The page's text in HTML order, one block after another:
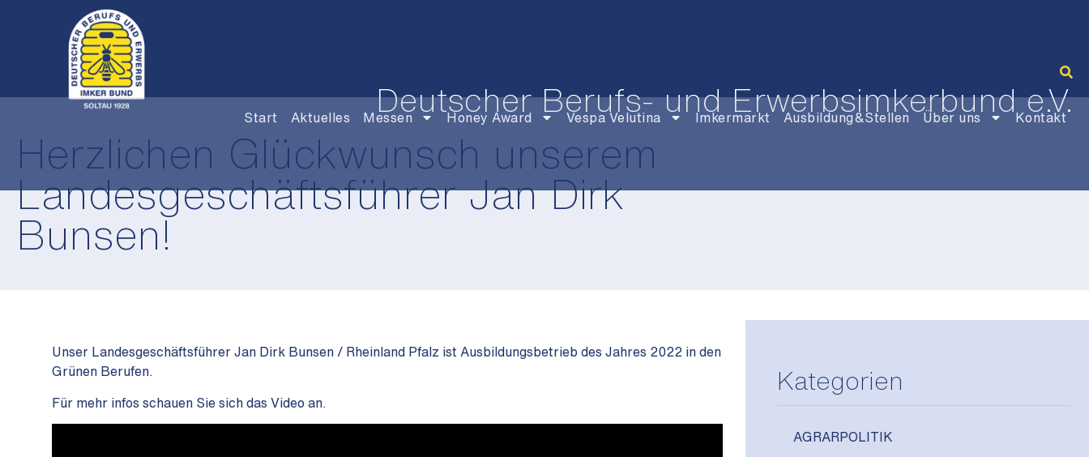
Deutscher Berufs- und Erwerbsimkerbund e.V.
Start Aktuelles Messen Honey Award Vespa Velutina Imkermarkt Ausbildung&Stellen Über uns Kontakt
Herzlichen Glückwunsch unserem
Landesgeschäftsführer Jan Dirk
Bunsen!
Unser Landesgeschäftsführer Jan Dirk Bunsen / Rheinland Pfalz ist Ausbildungsbetrieb des Jahres 2022 in den
Grünen Berufen.
Für mehr infos schauen Sie sich das Video an.
Kategorien
AGRARPOLITIK